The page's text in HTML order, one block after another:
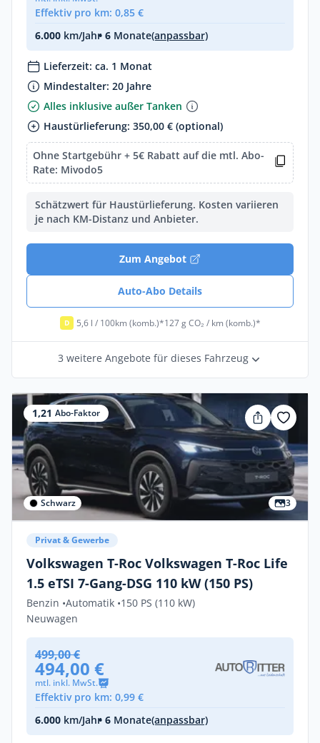
Effektiv pro km: 0,85 €
6.000 km/Jahr• 6 Monate(anpassbar)
Lieferzeit: ca. 1 Monat
Mindestalter: 20 Jahre
Alles inklusive außer Tanken
Haustürlieferung: 350,00 € (optional)
Ohne Startgebühr + 5€ Rabatt auf die mtl. Abo-
Rate: Mivodo5
Schätzwert für Haustürlieferung. Kosten variieren
je nach KM-Distanz und Anbieter.
Zum Angebot
Auto-Abo Details
D 5,6 l / 100km (komb.)*127 g CO₂ / km (komb.)*
3 weitere Angebote für dieses Fahrzeug
1,21 Abo-Faktor
Schwarz 3
Privat & Gewerbe
Volkswagen T-Roc Volkswagen T-Roc Life
1.5 eTSI 7-Gang-DSG 110 kW (150 PS)
Benzin •Automatik •150 PS (110 kW)
Neuwagen
499,00 €
494,00 €
mtl. inkl. MwSt.
Effektiv pro km: 0,99 €
6.000 km/Jahr• 6 Monate(anpassbar)